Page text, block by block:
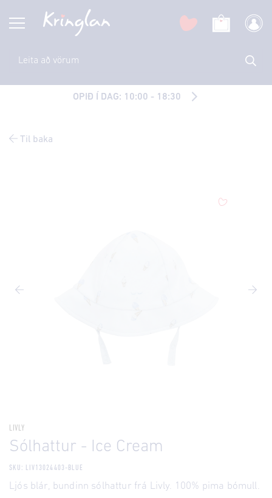
OPIÐ Í DAG: 10:00 - 18:30
Til baka
LIVLY
Sólhattur - Ice Cream
SKU: LIV13024403-BLUE
Ljós blár, bundinn sólhattur frá Livly. 100% pima bómull.